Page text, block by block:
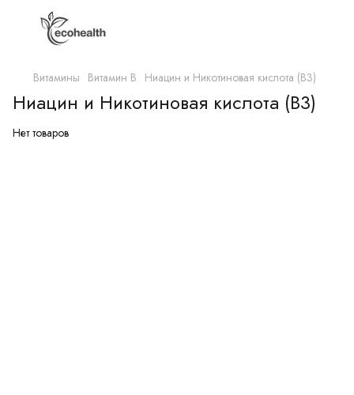
Витамины Витамин B Ниацин и Никотиновая кислота (B3)
Ниацин и Никотиновая кислота (B3)
Нет товаров